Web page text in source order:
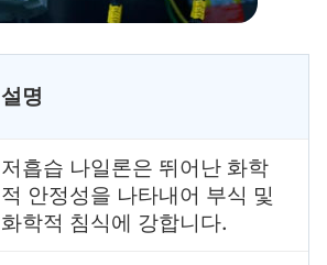
설명
저흡습 나일론은 뛰어난 화학
적 안정성을 나타내어 부식 및
화학적 침식에 강합니다.